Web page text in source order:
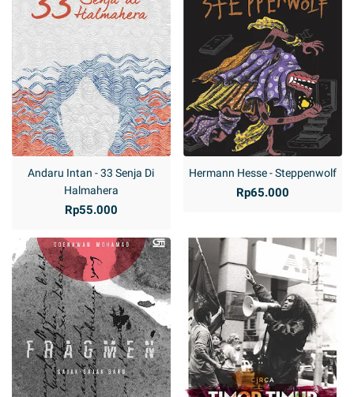
Andaru Intan - 33 Senja Di
Halmahera
Rp55.000
Hermann Hesse - Steppenwolf
Rp65.000